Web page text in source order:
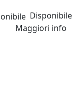
Disponibile
Maggiori info